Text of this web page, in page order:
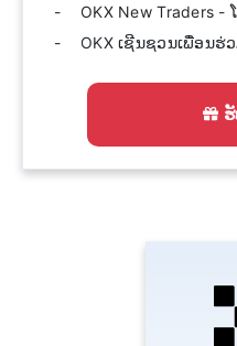
OKX New Traders -
OKX ເຊີນຊວນເພື່ອນຮ່